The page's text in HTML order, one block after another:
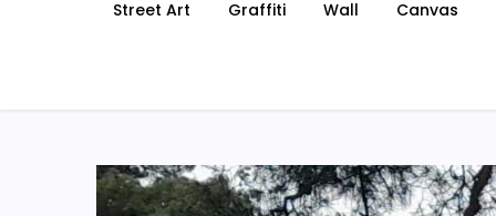
Street Art Graffiti Wall Canvas